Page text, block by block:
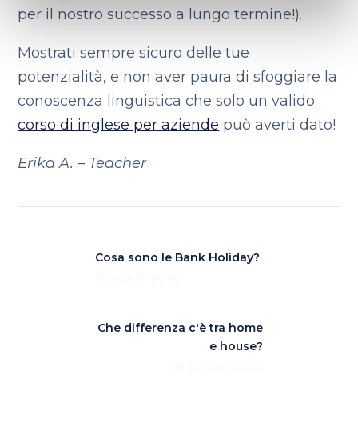
per il nostro successo a lungo termine!).
Mostrati sempre sicuro delle tue
potenzialità, e non aver paura di sfoggiare la
conoscenza linguistica che solo un valido
corso di inglese per aziende può averti dato!
Erika A. – Teacher
Cosa sono le Bank Holiday?
Che differenza c'è tra home
e house?